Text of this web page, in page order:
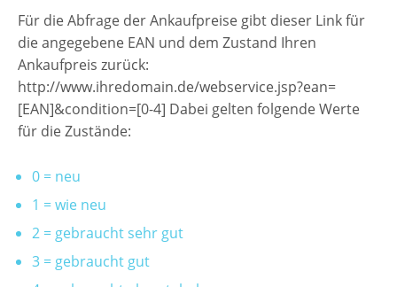
Salesrank-Staffeln
Alters-Staffeln
Preisgruppen
Sperrliste
Zustands-Abfragen
Wareneingang
Bar-Ankauf
Für die Abfrage der Ankaufpreise gibt dieser Link für
die angegebene EAN und dem Zustand Ihren
Ankaufpreis zurück:
http://www.ihredomain.de/webservice.jsp?ean=
[EAN]&condition=[0-4] Dabei gelten folgende Werte
für die Zustände:
0 = neu
1 = wie neu
2 = gebraucht sehr gut
3 = gebraucht gut